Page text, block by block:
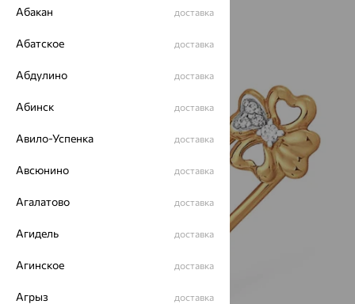
до 62%
Абакан доставка
Абатское доставка
Абдулино доставка
Абинск доставка
Авило-Успенка доставка
Авсюнино доставка
Агалатово доставка
Агидель доставка
Агинское доставка
Агрыз доставка